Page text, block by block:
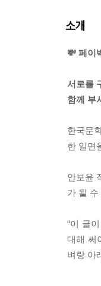
소개
💸 페이
서로를
함께 부
한국문
한 일면
안보윤
가 될
“이 글
대해 써
벼랑 아